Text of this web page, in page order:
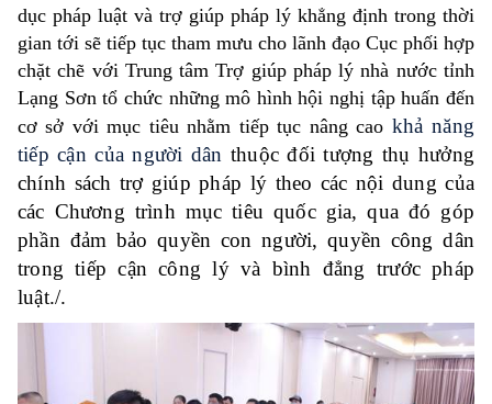
dục pháp luật và trợ giúp pháp lý khẳng định trong thời
gian tới sẽ tiếp tục tham mưu cho lãnh đạo Cục phối hợp
chặt chẽ với Trung tâm Trợ giúp pháp lý nhà nước tỉnh
Lạng Sơn tổ chức những mô hình hội nghị tập huấn đến
cơ sở với mục tiêu nhằm tiếp tục nâng cao khả năng
tiếp cận của người dân thuộc đối tượng thụ hưởng
chính sách trợ giúp pháp lý theo các nội dung của
các Chương trình mục tiêu quốc gia, qua đó góp
phần đảm bảo quyền con người, quyền công dân
trong tiếp cận công lý và bình đẳng trước pháp
luật./.